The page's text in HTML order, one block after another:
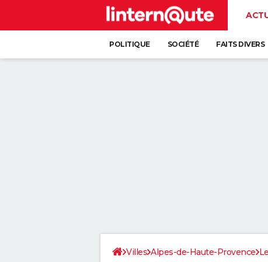
POLITIQUE SOCIÉTÉ FAITS DIVERS
Villes Alpes-de-Haute-Provence